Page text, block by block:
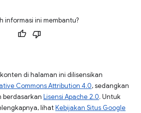
informasi ini membantu?
di halaman ini dilisensikan
Commons Attribution 4.0, sedangkan
berdasarkan Lisensi Apache 2.0. Untuk
lihatKebijakan Situs Google